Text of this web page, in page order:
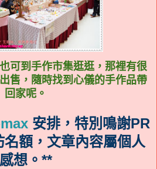
可到手作市集逛逛，那裡有很
售，隨時找到心儀的手作品帶
回家呢。
安排，特別鳴謝PR
名額，文章內容屬個人
感想。**